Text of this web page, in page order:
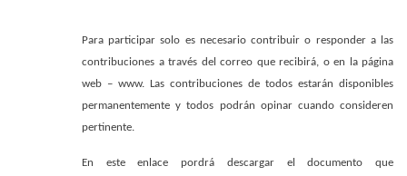
Para participar solo es necesario contribuir o responder a las
contribuciones a través del correo que recibirá, o en la página
web – www. Las contribuciones de todos estarán disponibles
permanentemente y todos podrán opinar cuando consideren
pertinente.
En este enlace pordrá descargar el documento que